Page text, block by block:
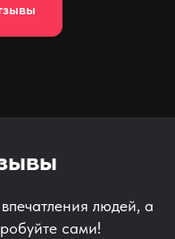
людей, а
сами!